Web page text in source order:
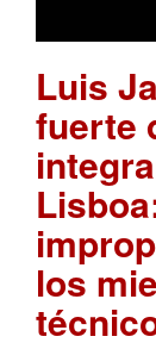
Luis
fuerte
los